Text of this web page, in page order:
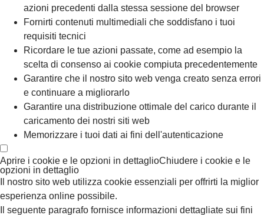
azioni precedenti dalla stessa sessione del browser
Fornirti contenuti multimediali che soddisfano i tuoi
requisiti tecnici
Ricordare le tue azioni passate, come ad esempio la
scelta di consenso ai cookie compiuta precedentemente
Garantire che il nostro sito web venga creato senza errori
e continuare a migliorarlo
Garantire una distribuzione ottimale del carico durante il
caricamento dei nostri siti web
Memorizzare i tuoi dati ai fini dell'autenticazione
Aprire i cookie e le opzioni in dettaglioChiudere i cookie e le
opzioni in dettaglio
Il nostro sito web utilizza cookie essenziali per offrirti la miglior
esperienza online possibile.
Il seguente paragrafo fornisce informazioni dettagliate sui fini